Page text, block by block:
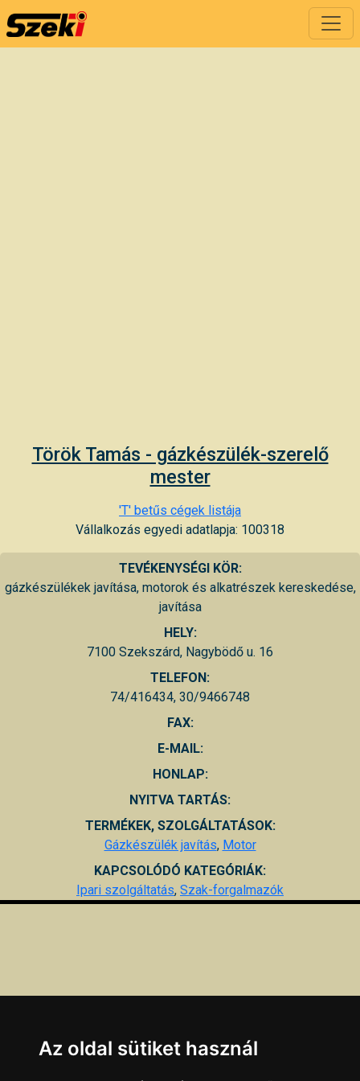
Török Tamás - gázkészülék-szerelő
mester
'T' betűs cégek listája
Vállalkozás egyedi adatlapja: 100318
TEVÉKENYSÉGI KÖR:
gázkészülékek javítása, motorok és alkatrészek kereskedése,
javítása
HELY:
7100 Szekszárd, Nagybödő u. 16
TELEFON:
74/416434, 30/9466748
FAX:
E-MAIL:
HONLAP:
NYITVA TARTÁS:
TERMÉKEK, SZOLGÁLTATÁSOK:
Gázkészülék javítás, Motor
KAPCSOLÓDÓ KATEGÓRIÁK:
Ipari szolgáltatás, Szak-forgalmazók
Az oldal sütiket használ